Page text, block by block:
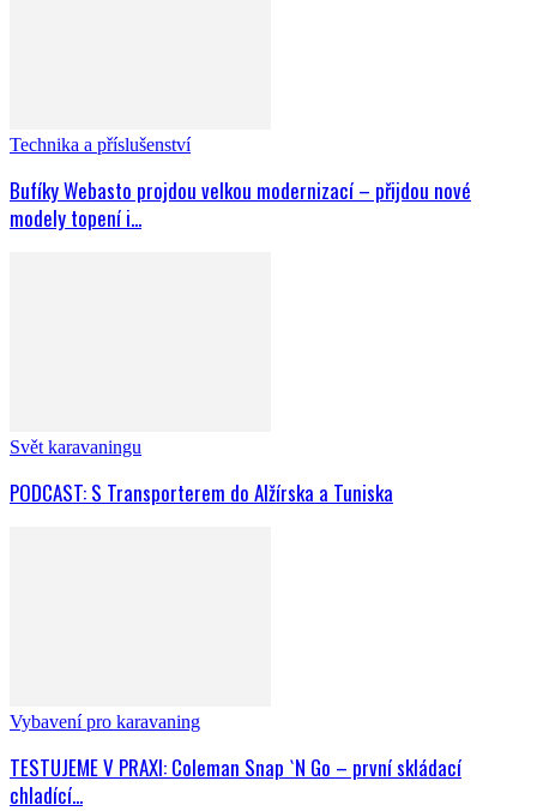
Technika a příslušenství
Bufíky Webasto projdou velkou modernizací – přijdou nové
modely topení i...
Svět karavaningu
PODCAST: S Transporterem do Alžírska a Tuniska
Vybavení pro karavaning
TESTUJEME V PRAXI: Coleman Snap `N Go – první skládací
chladící...